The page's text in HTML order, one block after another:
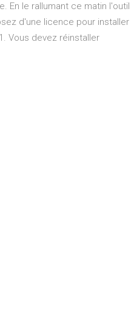
En le rallumant ce matin l'outil
d'une licence pour installer
Vous devez réinstaller